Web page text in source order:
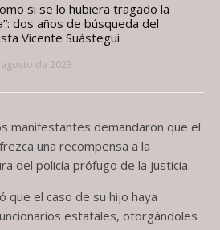
si se lo hubiera tragado la
dos años de búsqueda del
Vicente Suástegui
de 2023
manifestantes demandaron que el
una recompensa a la
del policía prófugo de la justicia.
que el caso de su hijo haya
estatales, otorgándoles